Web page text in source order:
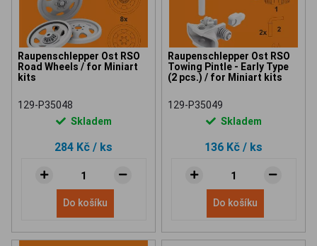
Raupenschlepper Ost RSO
Road Wheels / for Miniart
kits
129-P35048
Skladem
284 Kč / ks
Do košíku
Raupenschlepper Ost RSO
Towing Pintle - Early Type
(2 pcs.) / for Miniart kits
129-P35049
Skladem
136 Kč / ks
Do košíku